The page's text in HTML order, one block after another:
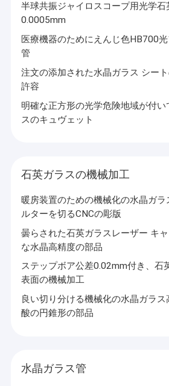
半球共振ジャイロスコープ用光学
0.0005mm
医療機器のためにえんじ色HB700
管
注文の添加された水晶ガラス シー
許容
明確な正方形の光学危険地域が付
スのキュヴェット
石英ガラスの機械加工
暖房装置のための機械化の水晶ガラ
ルターを切るCNCの彫版
曇らされた石英ガラスレーザー キ
な水晶高精度の部品
ステップボア公差0.02mm付き、石
表面の機械加工
良い切り分ける機械化の水晶ガラ
酸の円錐形の部品
水晶ガラス管